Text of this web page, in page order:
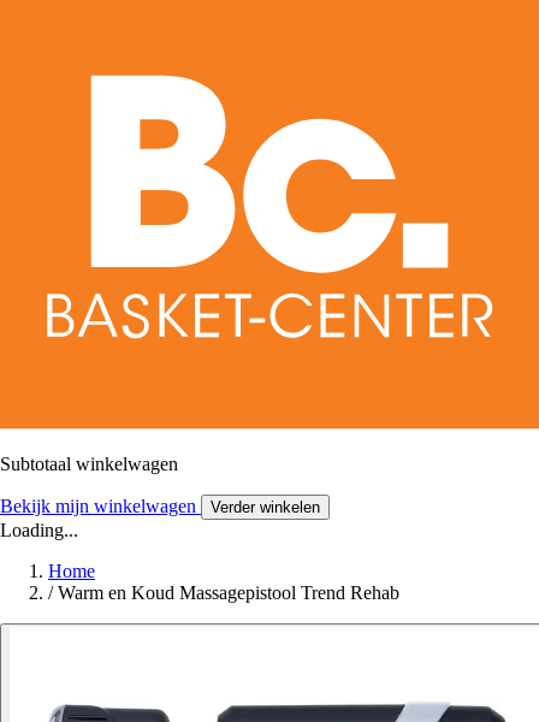
Subtotaal winkelwagen
Bekijk mijn winkelwagen Verder winkelen
Loading...
Home
/ Warm en Koud Massagepistool Trend Rehab